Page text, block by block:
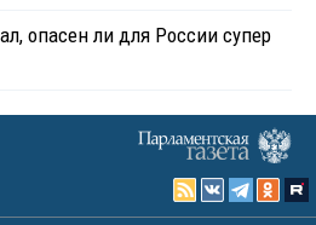
опасен ли для России супер